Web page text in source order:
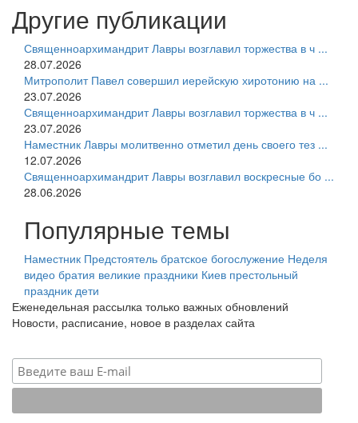
Другие публикации
Священноархимандрит Лавры возглавил торжества в ч ...
28.07.2026
Митрополит Павел совершил иерейскую хиротонию на ...
23.07.2026
Священноархимандрит Лавры возглавил торжества в ч ...
23.07.2026
Наместник Лавры молитвенно отметил день своего тез ...
12.07.2026
Священноархимандрит Лавры возглавил воскресные бо ...
28.06.2026
Популярные темы
Наместник Предстоятель братское богослужение Неделя
видео братия великие праздники Киев престольный
праздник дети
Еженедельная рассылка только важных обновлений
Новости, расписание, новое в разделах сайта